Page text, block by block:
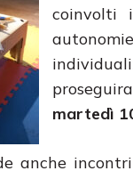
coinvolti
martedì
anche